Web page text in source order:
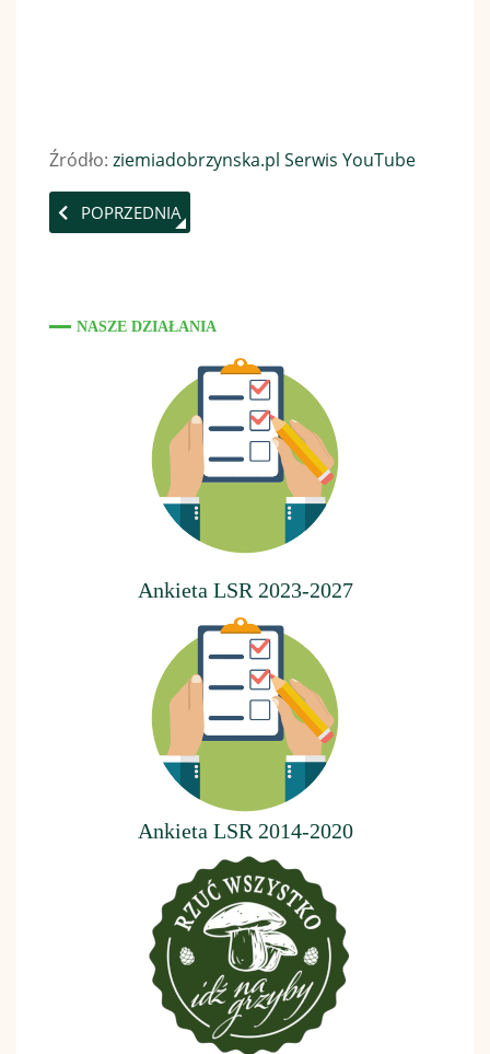
Źródło: ziemiadobrzynska.pl Serwis YouTube
POPRZEDNIA STRONA: WESELE DOBRZYŃSKIE
POPRZEDNIA
NASZE DZIAŁANIA
Ankieta LSR 2023-2027
Ankieta LSR 2014-2020